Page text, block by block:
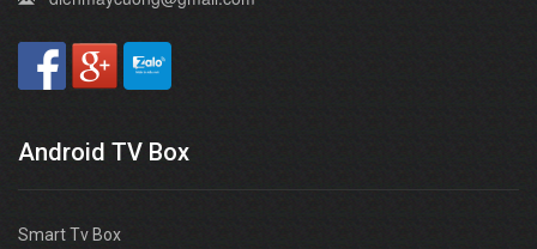
Android TV Box
Smart Tv Box